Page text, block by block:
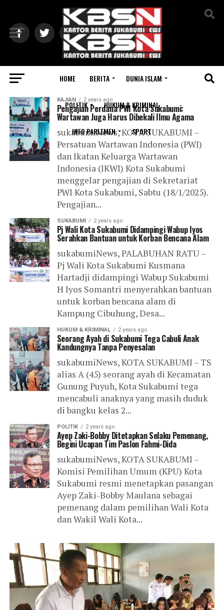
HOME BERITA DUNIA ISLAM
POLITIK HUKUM & KRIMINAL
INFO PARLEMEN SPORT
All posts tagged "Kota Sukabumi"
KAJIAN 2 years ago
Pengajian Perdana PWI Kota Sukabumi:
Wartawan Juga Harus Dibekali Ilmu Agama
sukabumiNews, KOTA SUKABUMI –
Persatuan Wartawan Indonesia (PWI)
dan Ikatan Keluarga Wartawan
Indonesia (IKWI) Kota Sukabumi
menggelar pengajian di Sekretariat
PWI Kota Sukabumi, Sabtu (18/1/2025).
Pengajian...
SUKABUMI 2 years ago
Pj Wali Kota Sukabumi Didampingi Wabup Iyos
Serahkan Bantuan untuk Korban Bencana Alam
sukabumiNews, PALABUHAN RATU –
Pj Wali Kota Sukabumi Kusmana
Hartadji didampingi Wabup Sukabumi
H Iyos Somantri menyerahkan bantuan
untuk korban bencana alam di
Kampung Cibuhung, Desa...
HUKUM & KRIMINAL 2 years ago
Seorang Ayah di Sukabumi Tega Cabuli Anak
Kandungnya Tanpa Penyesalan
sukabumiNews, KOTA SUKABUMI – TS
alias A (45) seorang ayah di Kecamatan
Gunung Puyuh, Kota Sukabumi tega
mencabuli anaknya yang masih duduk
di bangku kelas 2...
POLITIK 2 years ago
Ayep Zaki-Bobby Ditetapkan Selaku Pemenang,
Begini Ucapan Tim Paslon Fahmi-Dida
sukabumiNews, KOTA SUKABUMI –
Komisi Pemilihan Umum (KPU) Kota
Sukabumi resmi menetapkan pasangan
Ayep Zaki-Bobby Maulana sebagai
pemenang dalam pemilihan Wali Kota
dan Wakil Wali Kota...
Exit mobile version